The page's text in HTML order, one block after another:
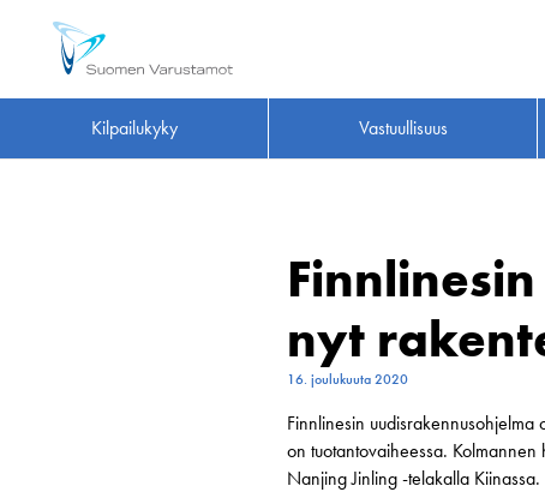
Kilpailukyky Vastuullisuus
nyt
16. joulukuuta 2020
Finnlinesin uudisrakennusohjelma
on tuotantovaiheessa.
Nanjing Jinling -telakalla